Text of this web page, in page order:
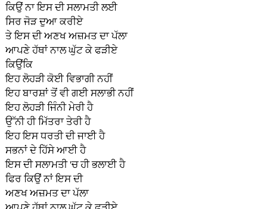
ਕਿਉਂ ਨਾ ਇਸ ਦੀ ਸਲਾਮਤੀ ਲਈ
ਸਿਰ ਜੋੜ ਦੁਆ ਕਰੀਏ
ਤੇ ਇਸ ਦੀ ਅਣਖ ਅਜ਼ਮਤ ਦਾ ਪੱਲਾ
ਆਪਣੇ ਹੱਥਾਂ ਨਾਲ ਘੁੱਟ ਕੇ ਫੜੀਏ
ਕਿਉਂਕਿ
ਇਹ‌ ਲੋਹੜੀ ਕੋਈ ਵਿਭਾਗੀ ਨਹੀਂ
ਇਹ ਬਾਰਸ਼ਾਂ ਤੋਂ ਵੀ ਗਈ ਸਲਾਭੀ ਨਹੀਂ
ਇਹ ਲੋਹੜੀ ਜਿੰਨੀ ਮੇਰੀ ਹੈ
ਉੱਨੀ ਹੀ ਮਿੱਤਰਾ ਤੇਰੀ ਹੈ
ਇਹ ਇਸ ਧਰਤੀ ਦੀ ਜਾਈ ਹੈ
ਸਭਨਾਂ ਦੇ ਹਿੱਸੇ ਆਈ ਹੈ
ਇਸ ਦੀ ਸਲਾਮਤੀ 'ਚ ਹੀ ਭਲਾਈ ਹੈ
ਫਿਰ ਕਿਉਂ ਨਾਂ ਇਸ ਦੀ
ਅਣਖ ਅਜ਼ਮਤ ਦਾ‌ ਪੱਲਾ